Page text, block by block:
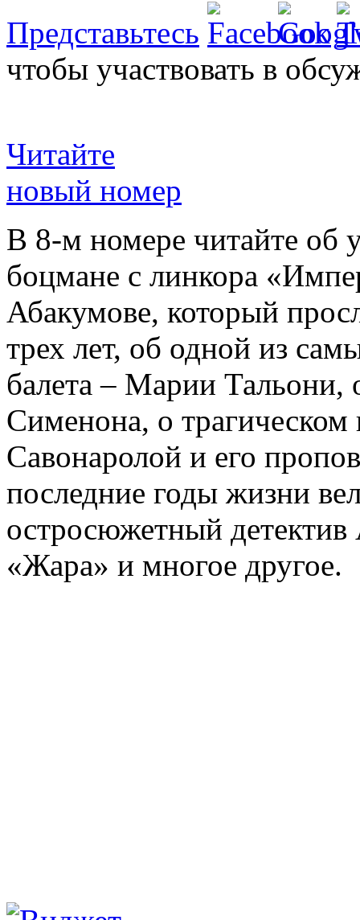
Представьтесь
чтобы участвовать в
Читайте
новый номер
В 8-м номере читайте об
боцмане с линкора
Абакумове, который
трех лет, об одной из
балета – Марии
Сименона, о трагическом
Савонаролой и его
последние годы жизни
остросюжетный детектив
«Жара» и многое другое.